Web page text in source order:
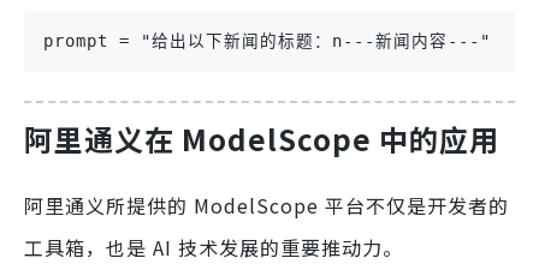
prompt = "给出以下新闻的标题：n---新闻内容---"
阿里通义在 ModelScope 中的应用
阿里通义所提供的 ModelScope 平台不仅是开发者的
工具箱，也是 AI 技术发展的重要推动力。